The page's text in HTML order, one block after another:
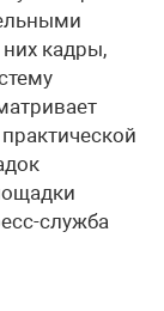
кадры,
служба